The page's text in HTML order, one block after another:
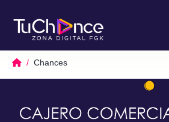
Chances